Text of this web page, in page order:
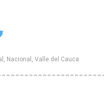
, Nacional , Valle del Cauca